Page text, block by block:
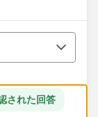
された回答